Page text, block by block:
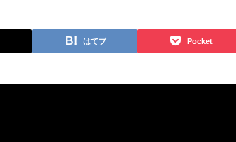
はてブ Pocket